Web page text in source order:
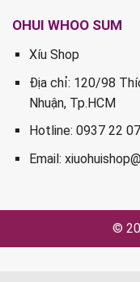
OHUI WHOO SUM
Xíu Shop
Địa chỉ: 120/98
Nhuận, Tp.HCM
Hotline: 0937 22
Email:
©